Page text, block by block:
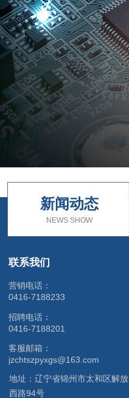
新闻动态
NEWS SHOW
营销电话：
0416-7188233
招聘电话：
0416-7188201
客服邮箱：
jzchtszpyxgs@163.com
地址： 辽宁省锦州市太和区解放
西路94号
联系我们